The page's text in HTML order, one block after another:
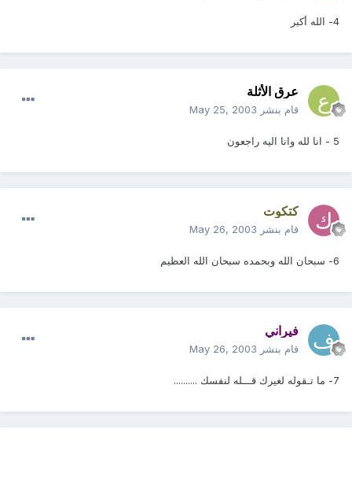
4- الله أكبر
عرق الأثلة
قام بنشر May 25, 2003
5 - انا لله وانا اليه راجعون
كتكوت
قام بنشر May 26, 2003
6- سبحان الله وبحمده سبحان الله العظيم
فيراني
قام بنشر May 26, 2003
7- ما تـقوله لغيرك قـــله لنفسك ..........